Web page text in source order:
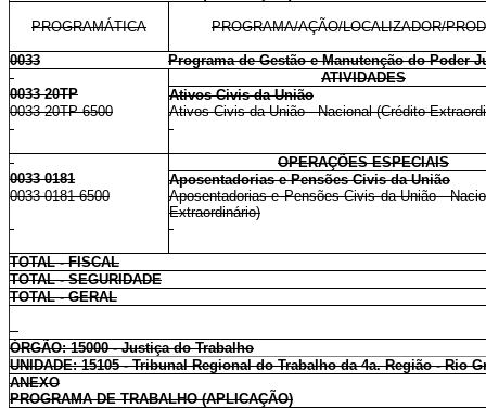
PROGRAMÁTICA PROGRAMA/AÇÃO/LOCALIZADOR/
0033
Programa de Gestão e Manutenção do Poder
ATIVIDADES
0033 20TP
Ativos Civis da União
0033 20TP 6500
Ativos Civis da União - Nacional (Crédito
OPERAÇÕES ESPECIAIS
0033 0181
Aposentadorias e Pensões Civis da União
0033 0181 6500
Aposentadorias e Pensões Civis da União -
Extraordinário)
TOTAL - FISCAL
TOTAL - SEGURIDADE
TOTAL - GERAL
ÓRGÃO: 15000 - Justiça do Trabalho
UNIDADE: 15105 - Tribunal Regional do Trabalho da 4a. Região - Rio
ANEXO
PROGRAMA DE TRABALHO (APLICAÇÃO)